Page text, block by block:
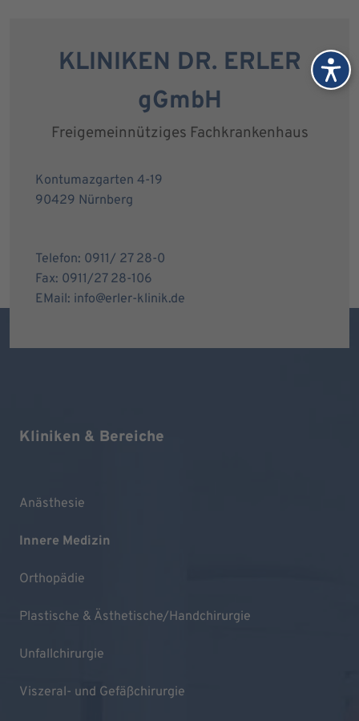
KLINIKEN DR. ERLER
gGmbH
Freigemeinnütziges Fachkrankenhaus
Kontumazgarten 4-19
90429 Nürnberg
Telefon: 0911/ 27 28-0
Fax: 0911/27 28-106
EMail: info@erler-klinik.de
Kliniken & Bereiche
Anästhesie
Innere Medizin
Orthopädie
Plastische & Ästhetische/Handchirurgie
Unfallchirurgie
Viszeral- und Gefäßchirurgie